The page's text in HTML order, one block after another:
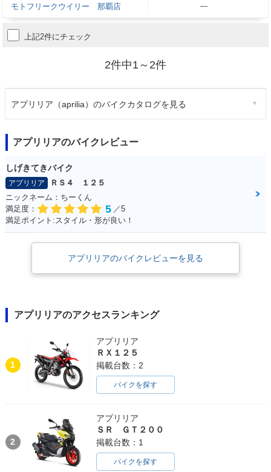
モトフリークウイリー 那覇店
―
上記2件にチェック
2件中1～2件
アプリリア（aprilia）のバイクカタログを見る
アプリリアのバイクレビュー
しげきてきバイク
アプリリア
ＲＳ４ １２５
ニックネーム：ちーくん
満足度：
5 ／5
満足ポイント:スタイル・形が良い！
アプリリアのバイクレビューを見る
アプリリアのアクセスランキング
1
アプリリア
ＲＸ１２５
掲載台数：2
バイクを探す
2
アプリリア
ＳＲ ＧＴ２００
掲載台数：1
バイクを探す